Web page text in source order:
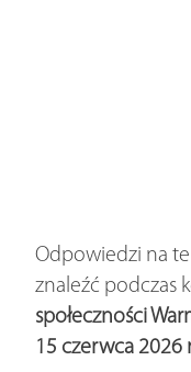
Odpowiedzi na
znaleźć podczas
społeczności
15 czerwca 2026